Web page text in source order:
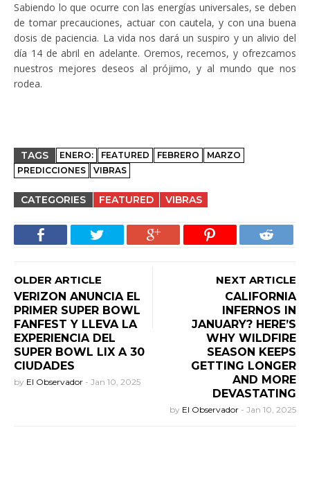
Sabiendo lo que ocurre con las energías universales, se deben
de tomar precauciones, actuar con cautela, y con una buena
dosis de paciencia. La vida nos dará un suspiro y un alivio del
día 14 de abril en adelante. Oremos, recemos, y ofrezcamos
nuestros mejores deseos al prójimo, y al mundo que nos
rodea.
TAGS ENERO: FEATURED FEBRERO
MARZO
PREDICCIONES
VIBRAS
CATEGORIES FEATURED VIBRAS
OLDER ARTICLE
VERIZON ANUNCIA EL
PRIMER SUPER BOWL
FANFEST Y LLEVA LA
EXPERIENCIA DEL
SUPER BOWL LIX A 30
CIUDADES
by El Observador - Jan 10, 2025
NEXT ARTICLE
CALIFORNIA
INFERNOS IN
JANUARY? HERE’S
WHY WILDFIRE
SEASON KEEPS
GETTING LONGER
AND MORE
DEVASTATING
by El Observador - Jan 10, 2025